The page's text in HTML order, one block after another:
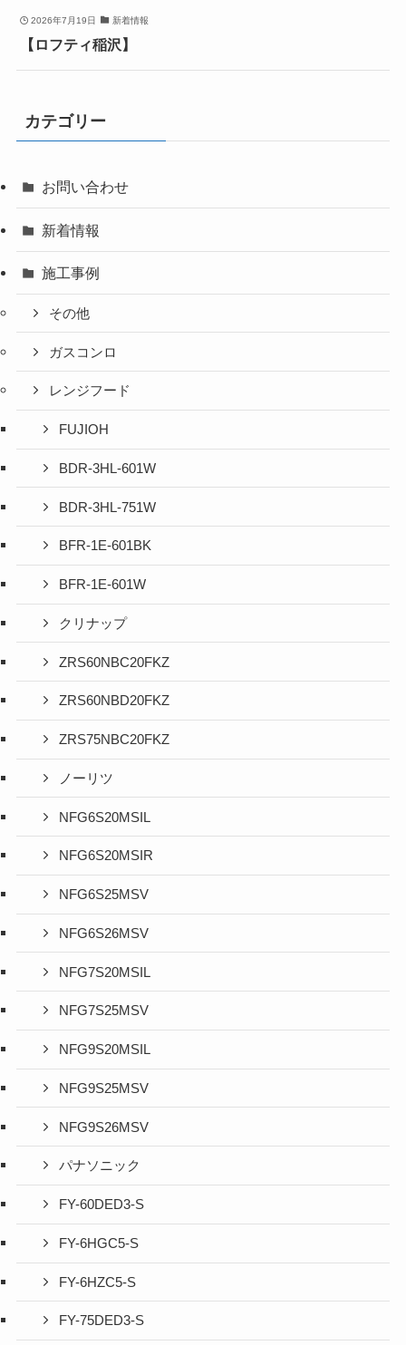
2026年7月19日 新着情報
【ロフティ稲沢】
カテゴリー
お問い合わせ
新着情報
施工事例
その他
ガスコンロ
レンジフード
FUJIOH
BDR-3HL-601W
BDR-3HL-751W
BFR-1E-601BK
BFR-1E-601W
クリナップ
ZRS60NBC20FKZ
ZRS60NBD20FKZ
ZRS75NBC20FKZ
ノーリツ
NFG6S20MSIL
NFG6S20MSIR
NFG6S25MSV
NFG6S26MSV
NFG7S20MSIL
NFG7S25MSV
NFG9S20MSIL
NFG9S25MSV
NFG9S26MSV
パナソニック
FY-60DED3-S
FY-6HGC5-S
FY-6HZC5-S
FY-75DED3-S